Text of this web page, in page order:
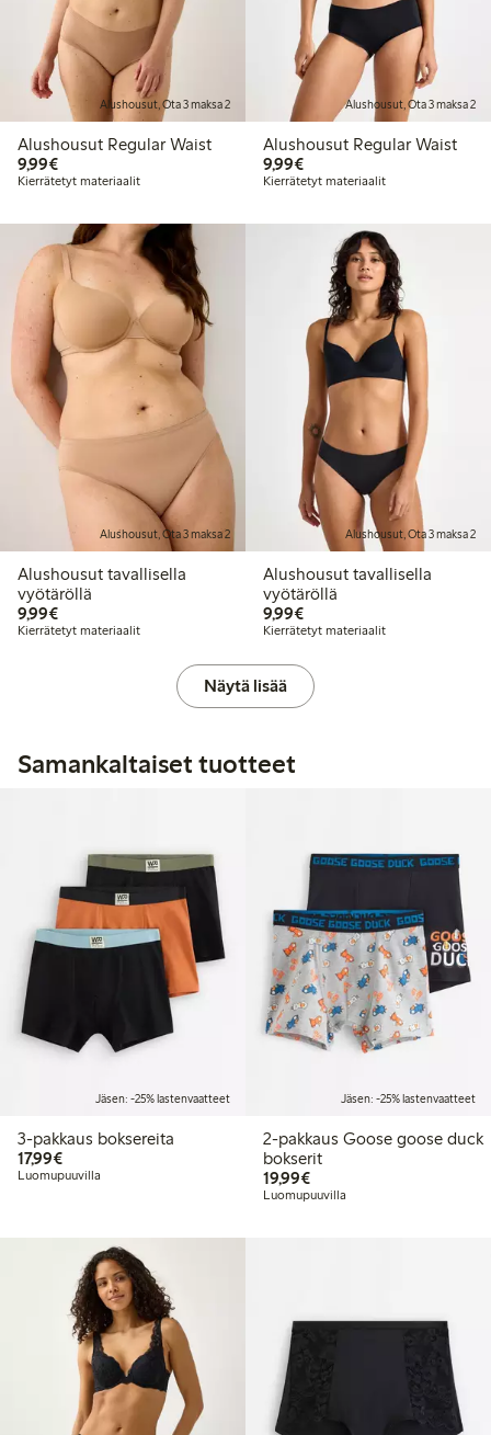
Alushousut, Ota 3 maksa 2
Alushousut Regular Waist
9,99€9,99 €
Kierrätetyt materiaalit
Alushousut, Ota 3 maksa 2
Alushousut Regular Waist
9,99€9,99 €
Kierrätetyt materiaalit
Alushousut, Ota 3 maksa 2
Alushousut tavallisella
vyötäröllä
9,99€9,99 €
Kierrätetyt materiaalit
Alushousut, Ota 3 maksa 2
Alushousut tavallisella
vyötäröllä
9,99€9,99 €
Kierrätetyt materiaalit
Näytä lisää
Samankaltaiset tuotteet
Jäsen: -25% lastenvaatteet
3-pakkaus boksereita
17,99€17,99 €
Luomupuuvilla
Jäsen: -25% lastenvaatteet
2-pakkaus Goose goose duck
bokserit
19,99€19,99 €
Luomupuuvilla